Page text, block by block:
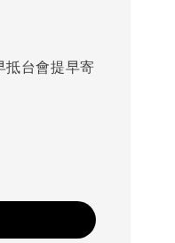
抵台會提早寄